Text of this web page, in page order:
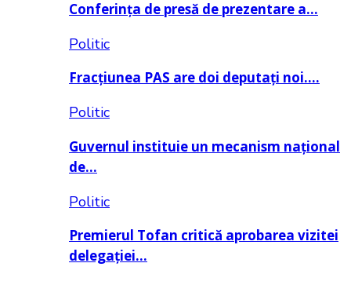
Conferința de presă de prezentare a…
Politic
Fracțiunea PAS are doi deputați noi….
Politic
Guvernul instituie un mecanism național
de…
Politic
Premierul Tofan critică aprobarea vizitei
delegației…